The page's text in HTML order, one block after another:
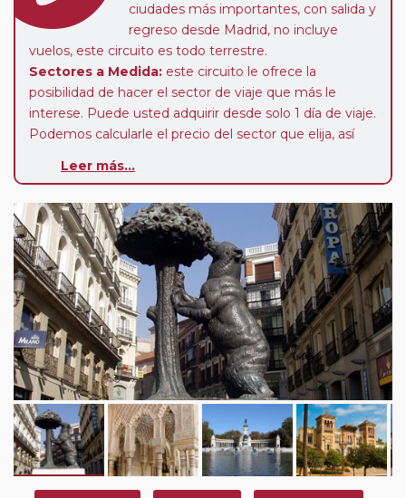
ciudades más importantes, con salida y
regreso desde Madrid, no incluye
vuelos, este circuito es todo terrestre.
Sectores a Medida: este circuito le ofrece la
posibilidad de hacer el sector de viaje que más le
interese. Puede usted adquirir desde solo 1 día de viaje.
Podemos calcularle el precio del sector que elija, así
habitación individual, o podrá realizar el viaje en
duración igual o superior a 7 noches de hotel).
Paradas en Ruta: este circuito admite la posibilidad
de que usted pueda programar una o más paradas en
su viaje, en la ciudad que desee por período de 1, 3, 4 o
7 noches según circuito y fechas de salida. Es
fundamental que el circuito tenga salida posterior a la
fecha escogida y permita la salida deseada. El
suplemento por parada efectuada es de 40 Euros/52
Dólares por persona. Si la parada se realiza para tomar
otro circuito del mismo proveedor no se abonará este
suplemento.
Leer más...